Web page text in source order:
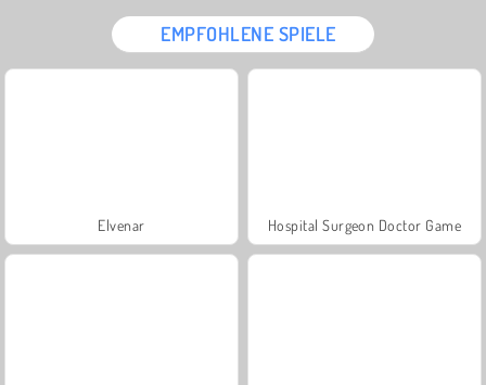
EMPFOHLENE SPIELE
Elvenar Hospital Surgeon Doctor Game